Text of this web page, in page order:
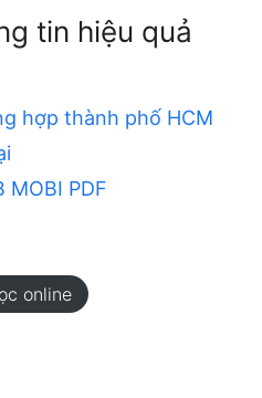
tin hiệu quả
hợp thành phố HCM
MOBI PDF
online